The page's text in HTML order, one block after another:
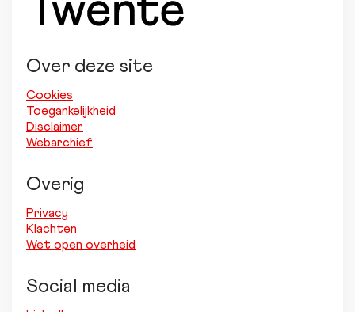
Over deze site
Cookies
Toegankelijkheid
Disclaimer
Webarchief
Overig
Privacy
Klachten
Wet open overheid
Social media